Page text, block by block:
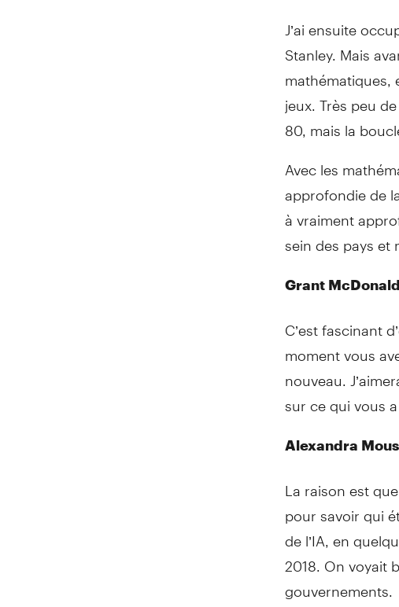
J’ai ensuite
Stanley. Mais
mathématiques,
jeux. Très peu
80, mais la
Avec les
approfondie de
à vraiment
sein des pays et
Grant McDonald
C’est fascinant
moment vous
nouveau.
sur ce qui vous
Alexandra
La raison est
pour savoir qui
de l’IA, en
2018. On voyait
gouvernements.